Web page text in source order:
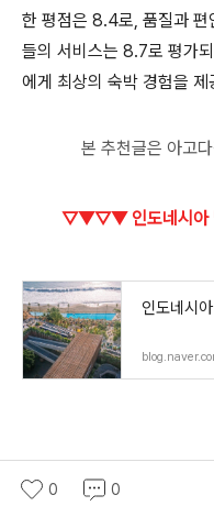
한 평점은 8.4로, 품질과 편
들의 서비스는 8.7로 평가
에게 최상의 숙박 경험을
본 추천글은 아고
▽▼▽▼ 인도네시아
인도네시
0 0